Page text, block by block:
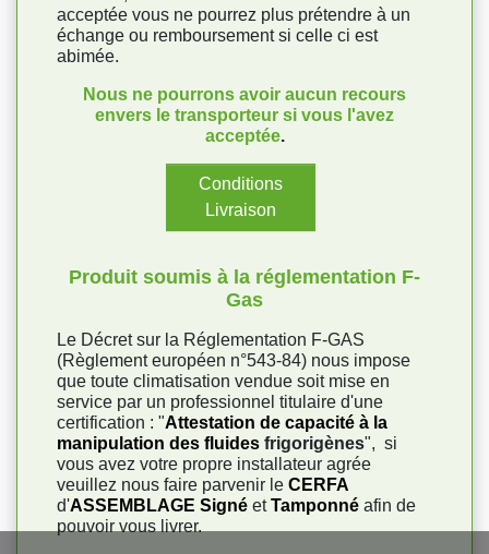
acceptée vous ne pourrez plus prétendre à un
échange ou remboursement si celle ci est
abimée.
Nous ne pourrons avoir aucun recours
envers le transporteur si vous l'avez
acceptée.
Conditions
Livraison
Produit soumis à la réglementation F-
Gas
Le Décret sur la Réglementation F-GAS
(Règlement européen n°543-84) nous impose
que toute climatisation vendue soit mise en
service par un professionnel titulaire d'une
certification : "Attestation de capacité à la
manipulation des fluides frigorigènes", si
vous avez votre propre installateur agrée
veuillez nous faire parvenir le CERFA
d'ASSEMBLAGE Signé etTamponné afin de
pouvoir vous livrer.